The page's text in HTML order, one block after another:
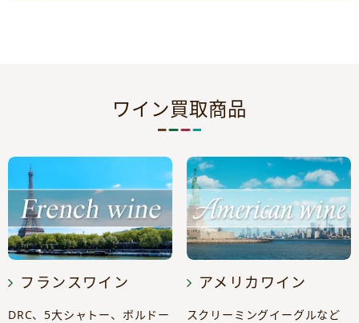
ワイン買取商品
フランスワイン
DRC、5大シャトー、ボルドー
アメリカワイン
スクリーミングイーグルなど